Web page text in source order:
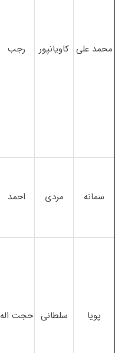
محمد علی کاویانپور رجب
سمانه مردی احمد
پویا سلطانی حجت اله